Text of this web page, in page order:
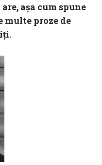
aşa cum spune
proze de